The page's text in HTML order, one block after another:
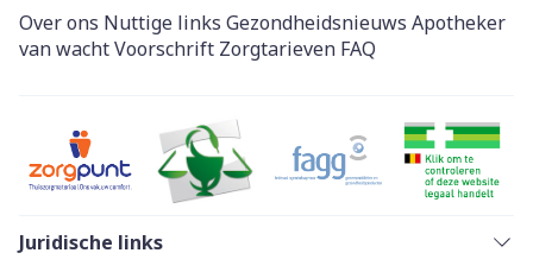
Over ons Nuttige links Gezondheidsnieuws Apotheker
van wachtVoorschrift Zorgtarieven FAQ
Juridische links